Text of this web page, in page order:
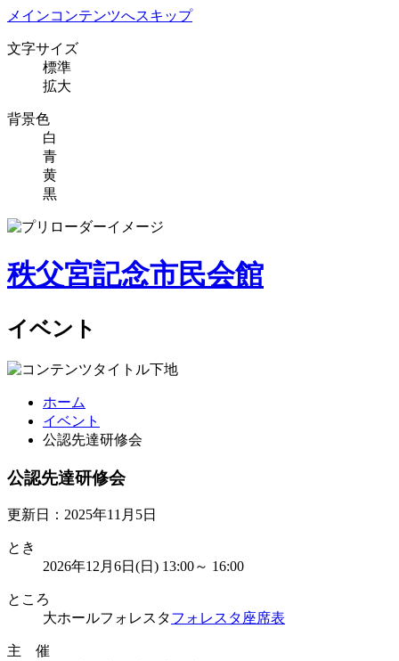
メインコンテンツへスキップ
文字サイズ
標準
拡大
背景色
白
青
黄
黒
秩父宮記念市民会館
イベント
ホーム
イベント
公認先達研修会
公認先達研修会
更新日：2025年11月5日
とき
2026年12月6日(日) 13:00～ 16:00
ところ
大ホールフォレスタフォレスタ座席表
主 催